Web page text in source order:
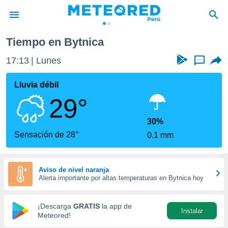
de
ha sido
para
que se
calidad.
a este
las
y
forma
digital
basada
Tiempo en Bytnica
17:13 Lunes ...
Lluvia débil
29°
Sensación de 28°
30%
0.1 mm
Aviso de nivel naranja
Alerta importante por altas temperaturas en Bytnica hoy
¡Descarga GRATIS la app de
Meteored!
Instalar